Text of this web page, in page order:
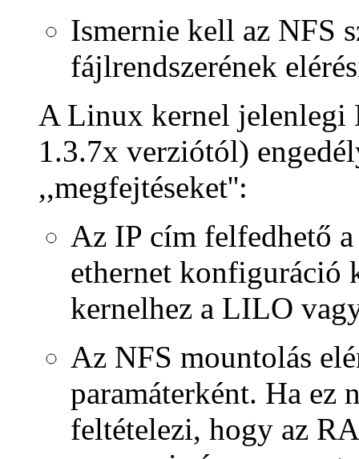
Ismernie kell az NFS
fájlrendszerének
A Linux kernel jelenlegi
1.3.7x verziótól)
,,megfejtéseket'':
Az IP cím felfedhető
ethernet konfiguráció
kernelhez a LILO
Az NFS mountolás
paramáterként. Ha ez
feltételezi, hogy az